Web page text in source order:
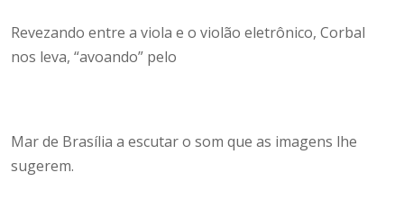
Revezando entre a viola e o violão eletrônico, Corbal
nos leva, “avoando” pelo
Mar de Brasília a escutar o som que as imagens lhe
sugerem.